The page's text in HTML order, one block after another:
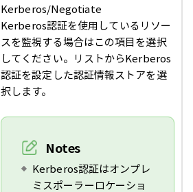
Kerberos/Negotiate
Kerberos認証を使用しているリソー
スを監視する場合はこの項目を選択
してください。リストからKerberos
認証を設定した認証情報ストアを選
択します。
Notes
Kerberos認証はオンプレ
ミスポーラーロケーショ